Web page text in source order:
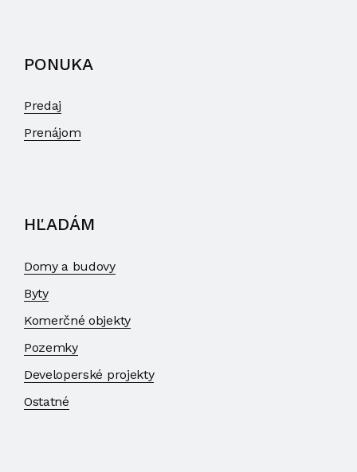
PONUKA
Predaj
Prenájom
HĽADÁM
Domy a budovy
Byty
Komerčné objekty
Pozemky
Developerské projekty
Ostatné